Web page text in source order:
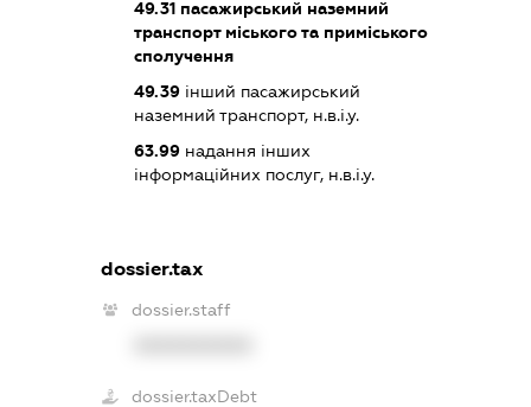
49.31 пасажирський наземний
транспорт міського та приміського
сполучення
49.39 інший пасажирський
наземний транспорт, н.в.і.у.
63.99 надання інших
інформаційних послуг, н.в.і.у.
dossier.tax
dossier.staff
dossier.taxDebt